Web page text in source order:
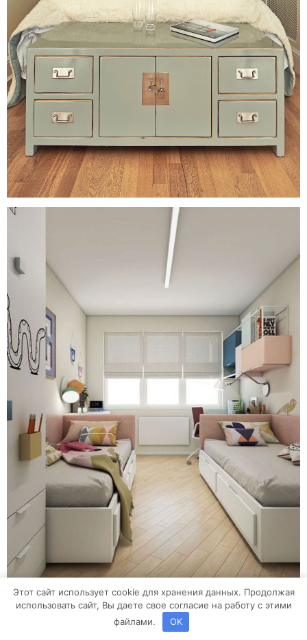
Этот сайт использует cookie для хранения данных. Продолжая
использовать сайт, Вы даете свое согласие на работу с этими
файлами.
OK